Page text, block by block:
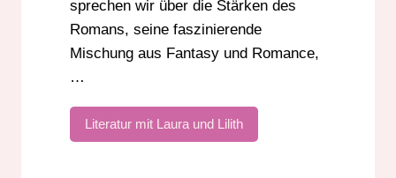
sprechen wir über die Stärken des
Romans, seine faszinierende
Mischung aus Fantasy und Romance,
…
Literatur mit Laura und Lilith